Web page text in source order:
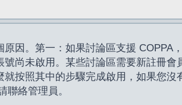
因。第一：如果討論區支援 COPPA
尚未啟用。某些討論區需要新註冊
按照其中的步驟完成啟用，如果您
絡管理員。